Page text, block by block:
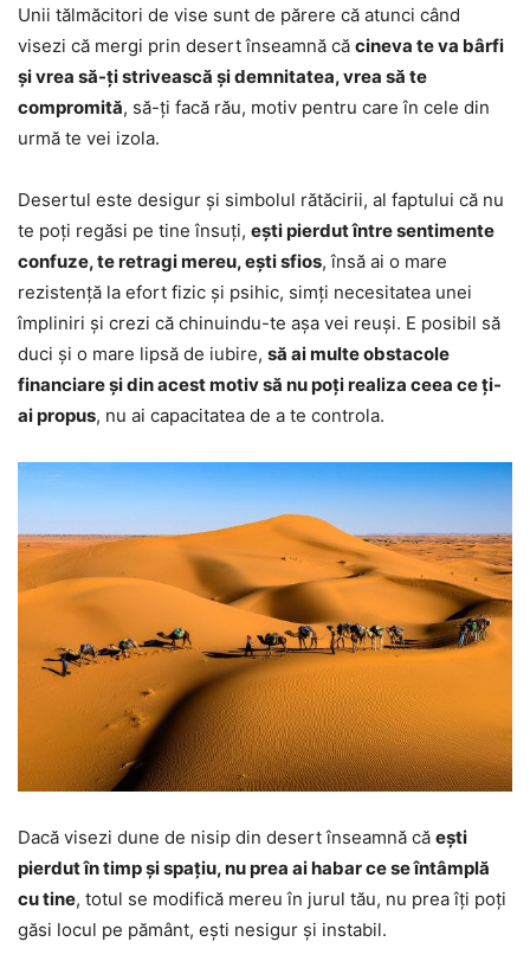
Unii tălmăcitori de vise sunt de părere că atunci când
visezi că mergi prin desert înseamnă că cineva te va bârfi
și vrea să-ți strivească și demnitatea, vrea să te
compromită, să-ți facă rău, motiv pentru care în cele din
urmă te vei izola.
Desertul este desigur și simbolul rătăcirii, al faptului că nu
te poți regăsi pe tine însuți, ești pierdut între sentimente
confuze, te retragi mereu, ești sfios, însă ai o mare
rezistență la efort fizic și psihic, simți necesitatea unei
împliniri și crezi că chinuindu-te așa vei reuși. E posibil să
duci și o mare lipsă de iubire, să ai multe obstacole
financiare și din acest motiv să nu poți realiza ceea ce ți-
ai propus, nu ai capacitatea de a te controla.
Dacă visezi dune de nisip din desert înseamnă că ești
pierdut în timp și spațiu, nu prea ai habar ce se întâmplă
cu tine, totul se modifică mereu în jurul tău, nu prea îți poți
găsi locul pe pământ, ești nesigur și instabil.